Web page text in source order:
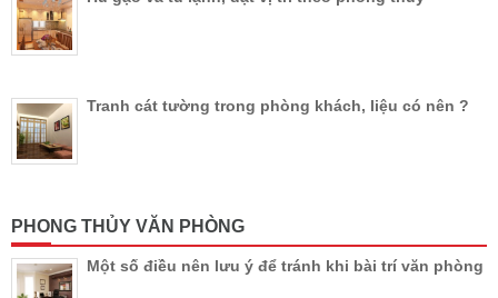
Tranh cát tường trong phòng khách, liệu có nên ?
PHONG THỦY VĂN PHÒNG
Một số điều nên lưu ý để tránh khi bài trí văn phòng